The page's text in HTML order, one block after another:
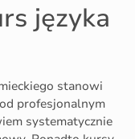
języka
stanowi
profesjonalnym
systematycznie